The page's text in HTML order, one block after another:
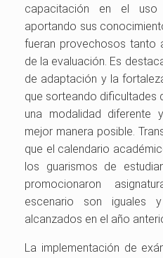
capacitación en el uso
aportando sus
fueran provechosos tanto
de la evaluación. Es
de adaptación y la
que sorteando dificultades
una modalidad
mejor manera posible.
que el calendario
los guarismos de
promocionaron
escenario son iguales
alcanzados en el año
La implementación de